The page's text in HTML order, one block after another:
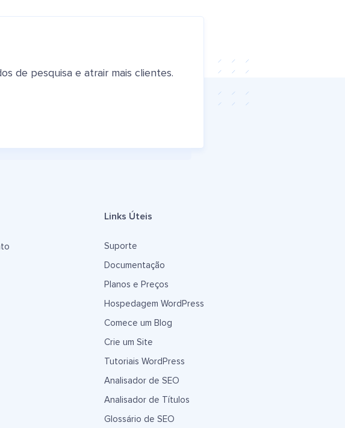
de pesquisa e atrair mais clientes.
Links Úteis
Suporte
Documentação
Planos e Preços
Hospedagem WordPress
Comece um Blog
Crie um Site
Tutoriais WordPress
Analisador de SEO
Analisador de Títulos
Glossário de SEO